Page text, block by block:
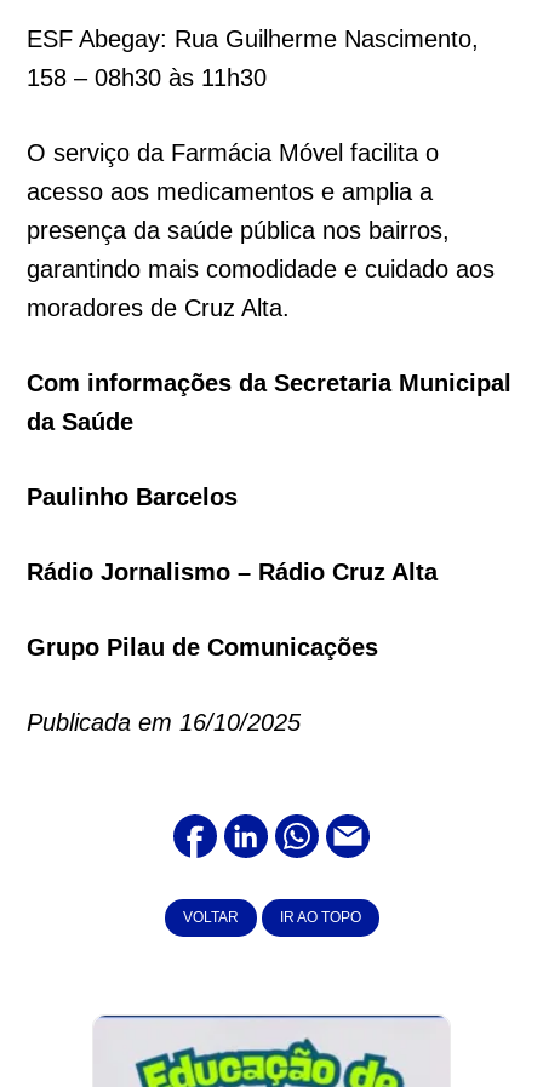
ESF Abegay: Rua Guilherme Nascimento,
158 – 08h30 às 11h30
O serviço da Farmácia Móvel facilita o
acesso aos medicamentos e amplia a
presença da saúde pública nos bairros,
garantindo mais comodidade e cuidado aos
moradores de Cruz Alta.
Com informações da Secretaria Municipal
da Saúde
Paulinho Barcelos
Rádio Jornalismo – Rádio Cruz Alta
Grupo Pilau de Comunicações
Publicada em 16/10/2025
VOLTAR IR AO TOPO